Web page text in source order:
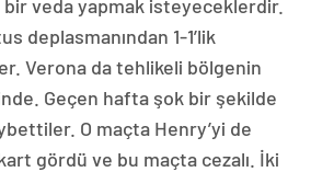
veda yapmak isteyeceklerdir.
deplasmanından 1-1’lik
Verona da tehlikeli bölgenin
Geçen hafta şok bir şekilde
O maçta Henry’yi de
gördü ve bu maçta cezalı. İki